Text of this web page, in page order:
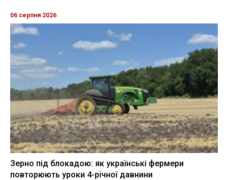
06 серпня 2026
Зерно під блокадою: як українські фермери
повторюють уроки 4-річної давнини